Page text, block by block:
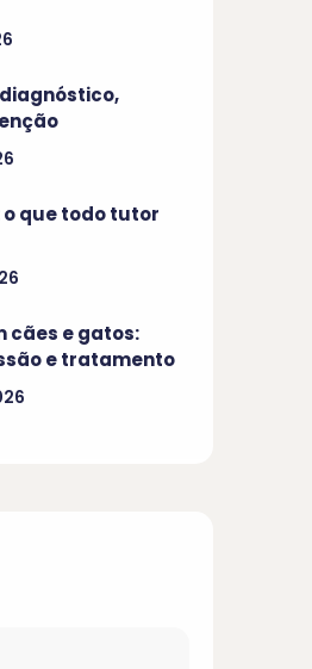
o que todo tutor
cães e gatos:
e tratamento